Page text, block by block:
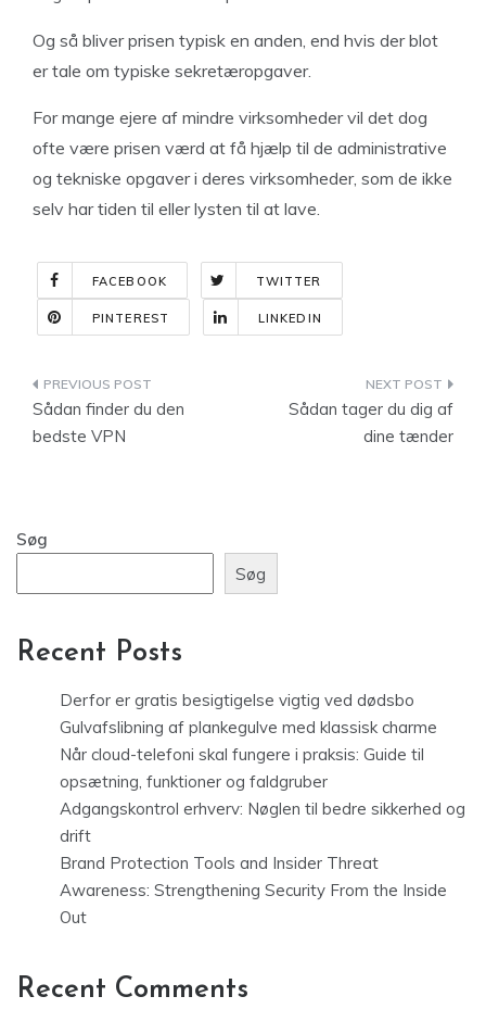
Og så bliver prisen typisk en anden, end hvis der blot
er tale om typiske sekretæropgaver.
For mange ejere af mindre virksomheder vil det dog
ofte være prisen værd at få hjælp til de administrative
og tekniske opgaver i deres virksomheder, som de ikke
selv har tiden til eller lysten til at lave.
FACEBOOK TWITTER
PINTEREST LINKEDIN
Indlægsnavigation
Sådan finder du den
bedste VPN
Sådan tager du dig af
dine tænder
Søg
Søg
Recent Posts
Derfor er gratis besigtigelse vigtig ved dødsbo
Gulvafslibning af plankegulve med klassisk charme
Når cloud-telefoni skal fungere i praksis: Guide til
opsætning, funktioner og faldgruber
Adgangskontrol erhverv: Nøglen til bedre sikkerhed og
drift
Brand Protection Tools and Insider Threat
Awareness: Strengthening Security From the Inside
Out
Recent Comments